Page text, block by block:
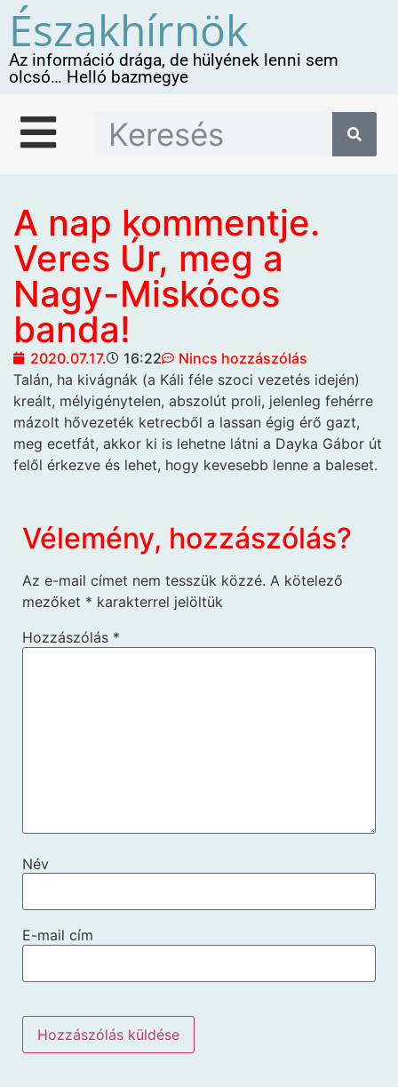
Északhírnök
Az információ drága, de hülyének lenni sem
olcsó… Helló bazmegye
A nap kommentje.
Veres Úr, meg a
Nagy-Miskócos
banda!
2020.07.17. 16:22
Nincs hozzászólás
Talán, ha kivágnák (a Káli féle szoci vezetés idején)
kreált, mélyigénytelen, abszolút proli, jelenleg fehérre
mázolt hővezeték ketrecből a lassan égig érő gazt,
meg ecetfát, akkor ki is lehetne látni a Dayka Gábor út
felől érkezve és lehet, hogy kevesebb lenne a baleset.
Vélemény, hozzászólás?
Az e-mail címet nem tesszük közzé. A kötelező
mezőket * karakterrel jelöltük
Hozzászólás *
Név
E-mail cím